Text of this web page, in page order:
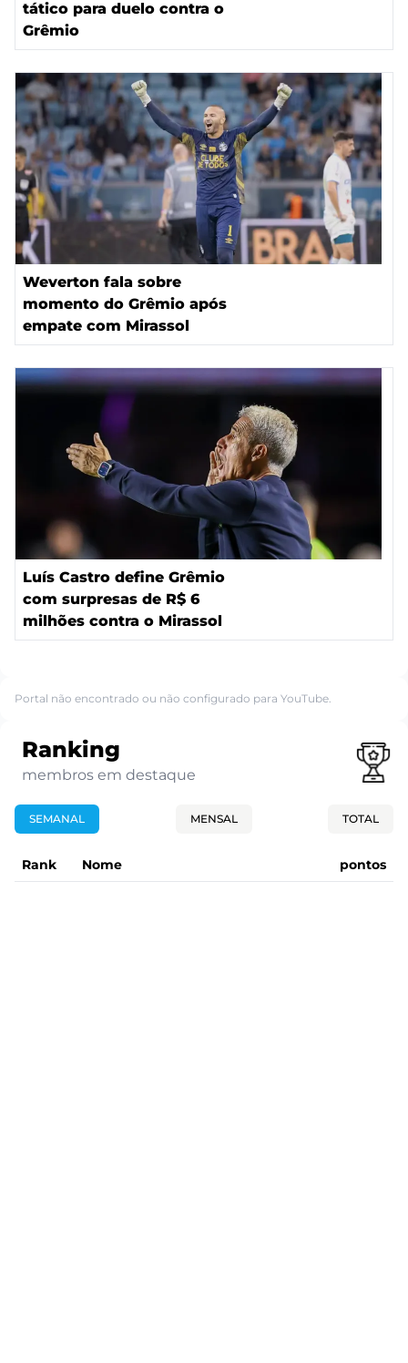
tático para duelo contra o
Grêmio
Weverton fala sobre
momento do Grêmio após
empate com Mirassol
Luís Castro define Grêmio
com surpresas de R$ 6
milhões contra o Mirassol
Portal não encontrado ou não configurado para YouTube.
Ranking
membros em destaque
SEMANAL MENSAL TOTAL
Rank Nome pontos